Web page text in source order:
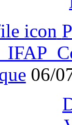
06/